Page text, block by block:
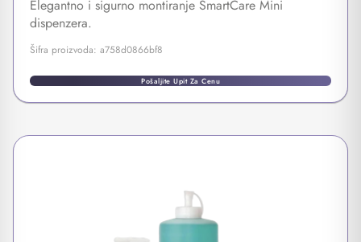
Elegantno i sigurno montiranje SmartCare Mini
dispenzera.
Šifra proizvoda: a758d0866bf8
Pošaljite Upit Za Cenu